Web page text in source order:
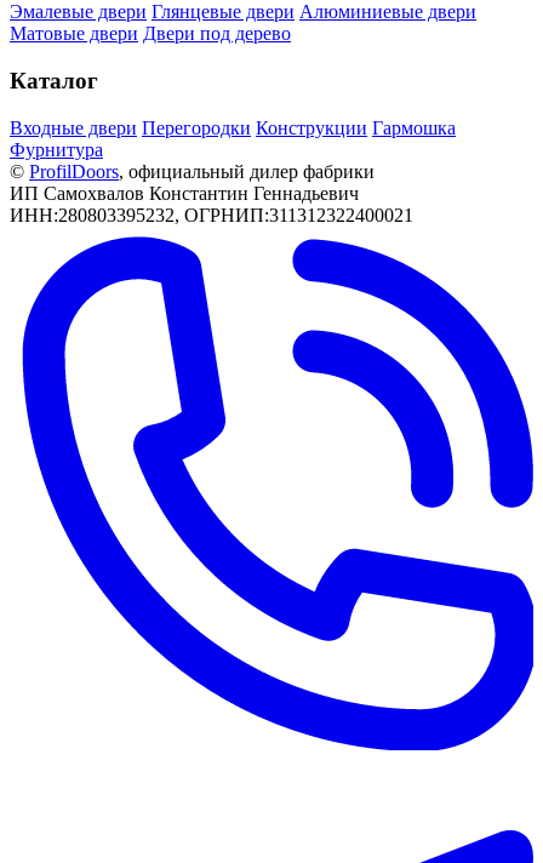
Эмалевые двери Глянцевые двери Алюминиевые двери
Матовые двери Двери под дерево
Каталог
Входные двери Перегородки Конструкции Гармошка
Фурнитура
© РrofilDoors, официальный дилер фабрики
ИП Самохвалов Константин Геннадьевич
ИНН:280803395232, ОГРНИП:311312322400021